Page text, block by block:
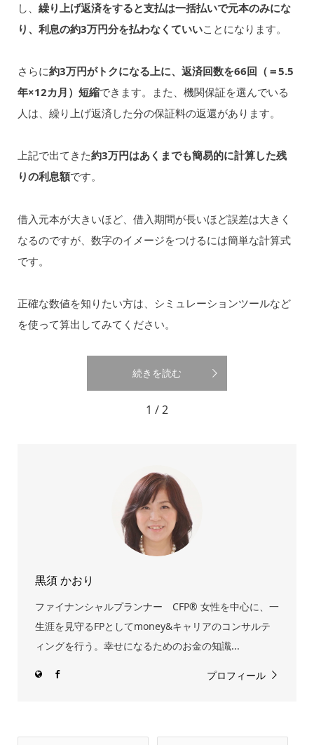
し、 繰り上げ返済をすると支払は一括払いで元本のみにな
り、利息の約3万円分を払わなくていいことになります。
さらに約3万円がトクになる上に、返済回数を66回（＝5.5
年×12カ月）短縮できます。また、機関保証を選んでいる
人は、繰り上げ返済した分の保証料の返還があります。
上記で出てきた約3万円はあくまでも簡易的に計算した残
りの利息額です。
借入元本が大きいほど、借入期間が長いほど誤差は大きく
なるのですが、数字のイメージをつけるには簡単な計算式
です。
正確な数値を知りたい方は、シミュレーションツールなど
を使って算出してみてください。
続きを読む
1 / 2
黒須 かおり
ファイナンシャルプランナー CFP® 女性を中心に、一
生涯を見守るFPとしてmoney&キャリアのコンサルテ
ィングを行う。幸せになるためのお金の知識...
プロフィール